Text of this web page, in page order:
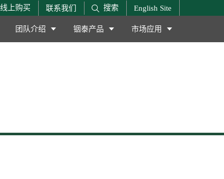
线上购买 联系我们 搜索 English Site
团队介绍 铟泰产品 市场应用